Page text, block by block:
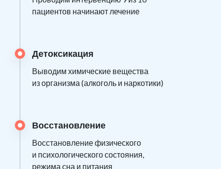
пациентов начинают лечение
Детоксикация
Выводим химические вещества
из организма (алкоголь и наркотики)
Восстановление
Восстановление физического
и психологического состояния,
режима сна и питания